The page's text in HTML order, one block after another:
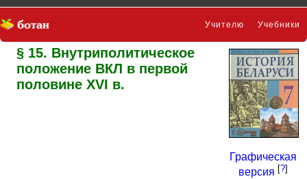
Учебники
Учителю
Презентации
Графическая
версия [?]
§ 15. Внутриполитическое
положение ВКЛ в первой
половине ХVІ в.